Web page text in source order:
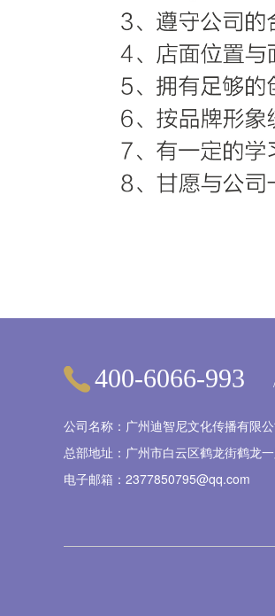
400-6066-993
公司名称：广州迪智尼文化传播有限
总部地址：广州市白云区鹤龙街鹤龙
电子邮箱：2377850795@qq.com